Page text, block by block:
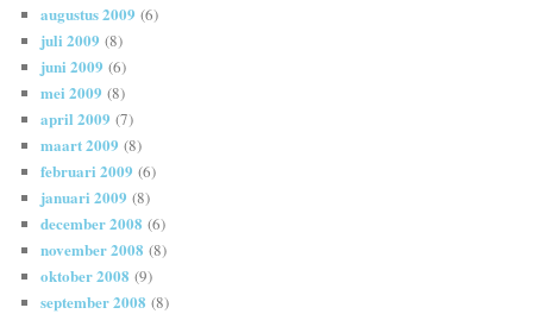
augustus 2009 (6)
juli 2009 (8)
juni 2009 (6)
mei 2009 (8)
april 2009 (7)
maart 2009 (8)
februari 2009 (6)
januari 2009 (8)
december 2008 (6)
november 2008 (8)
oktober 2008 (9)
september 2008 (8)